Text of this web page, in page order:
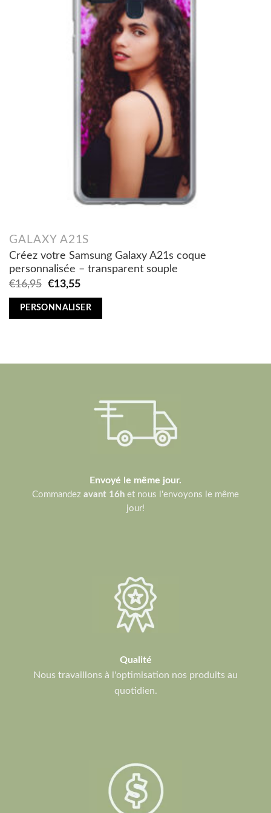
GALAXY A21S
Créez votre Samsung Galaxy A21s coque
personnalisée – transparent souple
€16,95
Original
was:
€13,55Current
is:
PERSONNALISER
Envoyé le même jour.
Commandez avant 16h et nous l'envoyons le même
jour!
Qualité
Nous travaillons à l'optimisation nos produits au
quotidien.